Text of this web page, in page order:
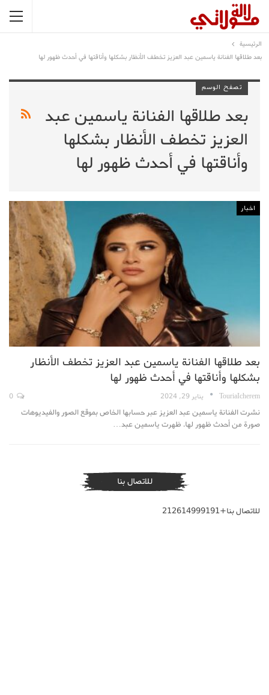
الرئيسية
بعد طلاقها الفنانة ياسمين عبد العزيز تخطف الأنظار بشكلها وأناقتها في أحدث ظهور لها
تصفح الوسم
بعد طلاقها الفنانة ياسمين عبد
العزيز تخطف الأنظار بشكلها
وأناقتها في أحدث ظهور لها
اخبار
بعد طلاقها الفنانة ياسمين عبد العزيز تخطف الأنظار
بشكلها وأناقتها في أحدث ظهور لها
TouriaIcherem يناير 29, 2024
نشرت الفنانة ياسمين عبد العزيز عبر حسابها الخاص بموقع الصور والفيديوهات
صورة من أحدث ظهور لها. ظهرت ياسمين عبد…
للاتصال بنا
للاتصال بنا+212614999191